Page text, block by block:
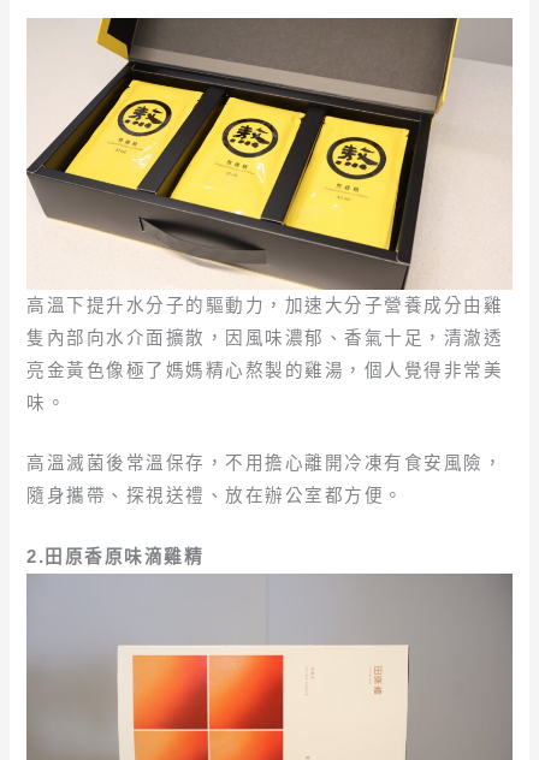
高溫下提升水分子的驅動力，加速大分子營養成分由雞
隻內部向水介面擴散，因風味濃郁、香氣十足，清澈透
亮金黃色像極了媽媽精心熬製的雞湯，個人覺得非常美
味。
高溫滅菌後常溫保存，不用擔心離開冷凍有食安風險，
隨身攜帶、探視送禮、放在辦公室都方便。
2.田原香原味滴雞精